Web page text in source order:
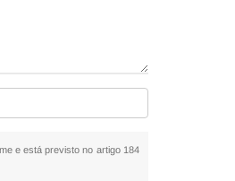
e está previsto no artigo 184